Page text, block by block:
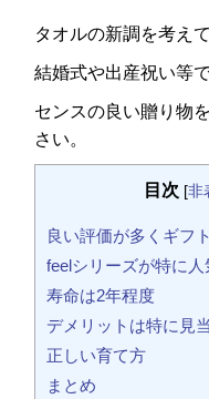
タオルの新調を考え
結婚式や出産祝い等
センスの良い贈り物
さい。
目次 [非
良い評価が多くギフ
feelシリーズが特に人
寿命は2年程度
デメリットは特に見
正しい育て方
まとめ